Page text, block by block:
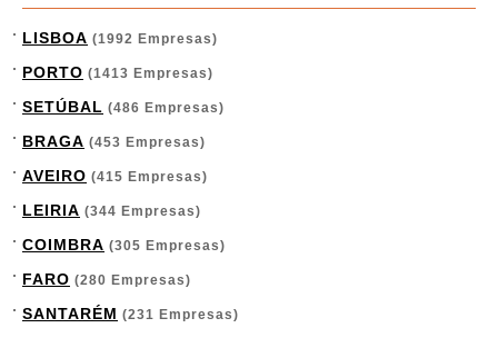
LISBOA (1992 Empresas)
PORTO (1413 Empresas)
SETÚBAL (486 Empresas)
BRAGA (453 Empresas)
AVEIRO (415 Empresas)
LEIRIA (344 Empresas)
COIMBRA (305 Empresas)
FARO (280 Empresas)
SANTARÉM (231 Empresas)